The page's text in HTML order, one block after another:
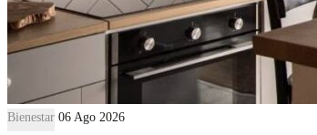
Bienestar 06 Ago 2026